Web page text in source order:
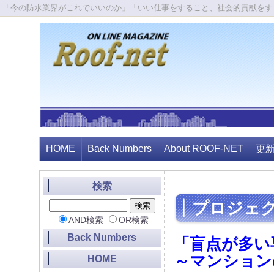
「今の防水業界がこれでいいのか」「いい仕事をすること、社会的貢献
HOME Back Numbers About ROOF-NET 更
プロジェ
「盲点が多
～マンショ
検索
AND検索 OR検索
Back Numbers
HOME